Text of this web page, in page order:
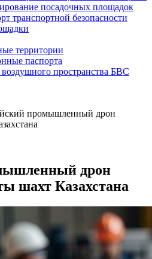
посадочных площадок
транспортной безопасности
территории
паспорта
пространства БВС
промышленный дрон
дрон
шахт Казахстана